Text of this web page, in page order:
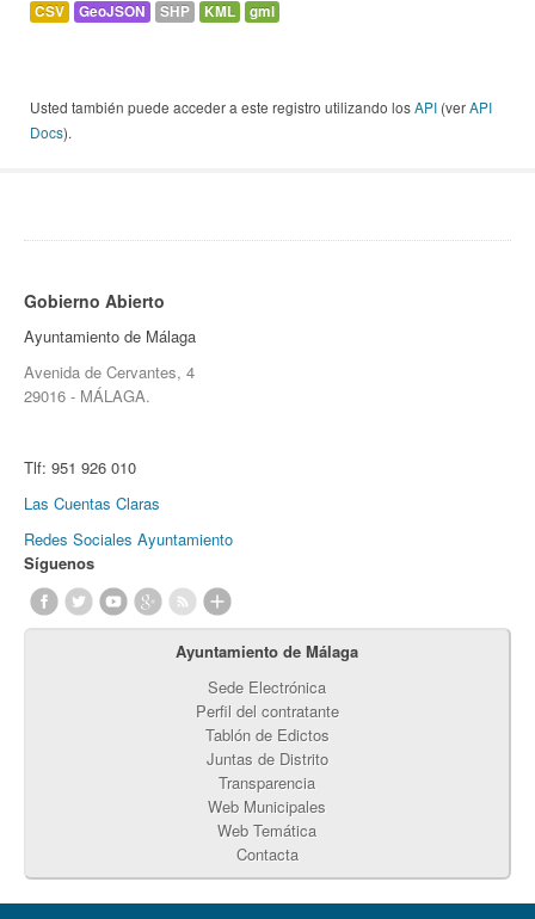
CSV GeoJSON SHP KML gml
Usted también puede acceder a este registro utilizando losAPI (verAPI
Docs).
Gobierno Abierto
Ayuntamiento de Málaga
Avenida de Cervantes, 4
29016 - MÁLAGA.
Tlf: 951 926 010
Las Cuentas Claras
Redes Sociales Ayuntamiento
Síguenos
Ayuntamiento de Málaga
Sede Electrónica
Perfil del contratante
Tablón de Edictos
Juntas de Distrito
Transparencia
Web Municipales
Web Temática
Contacta